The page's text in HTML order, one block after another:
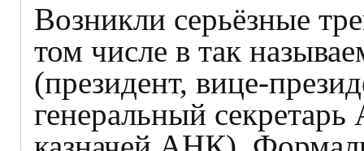
Возникли серьёзные
том числе в так
(президент, вице-
генеральный